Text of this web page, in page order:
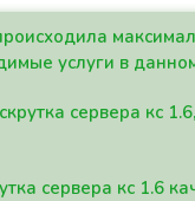
услуги в
сервера кс
сервера кс 1.6